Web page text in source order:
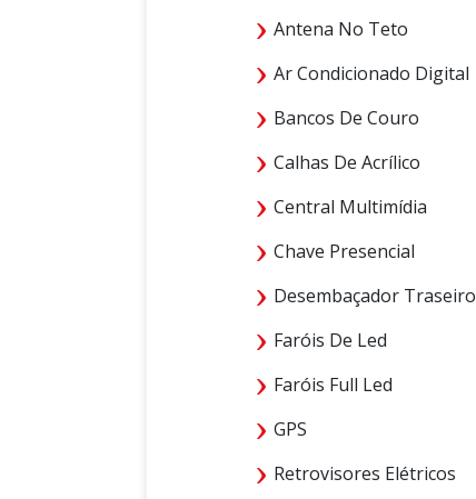
Antena No Teto
Ar Condicionado Digital
Bancos De Couro
Calhas De Acrílico
Central Multimídia
Chave Presencial
Desembaçador Traseiro
Faróis De Led
Faróis Full Led
GPS
Retrovisores Elétricos